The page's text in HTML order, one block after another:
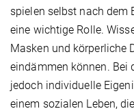
spielen selbst nach dem
eine wichtige Rolle.
Masken und körperliche
eindämmen können. Bei
jedoch individuelle
einem sozialen Leben,